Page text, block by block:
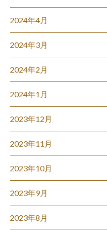
2024年4月
2024年3月
2024年2月
2024年1月
2023年12月
2023年11月
2023年10月
2023年9月
2023年8月